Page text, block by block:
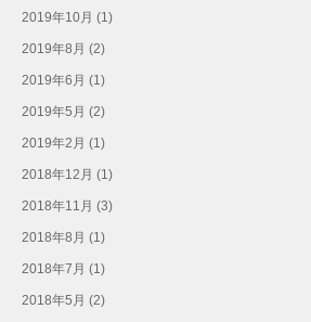
2019年10月 (1)
2019年8月 (2)
2019年6月 (1)
2019年5月 (2)
2019年2月 (1)
2018年12月 (1)
2018年11月 (3)
2018年8月 (1)
2018年7月 (1)
2018年5月 (2)